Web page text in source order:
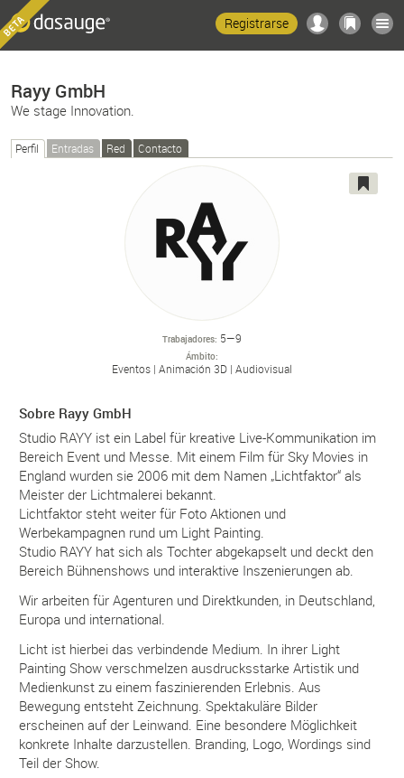
Registrarse
Rayy GmbH
We stage Innovation.
Perfil Entradas Red Contacto
Trabajadores 5—9
Ámbito
Eventos Animación 3D Audiovisual
Sobre Rayy GmbH
Studio RAYY ist ein Label für kreative Live-Kommunikation im
Bereich Event und Messe. Mit einem Film für Sky Movies in
England wurden sie 2006 mit dem Namen „Lichtfaktor“ als
Meister der Lichtmalerei bekannt.
Lichtfaktor steht weiter für Foto Aktionen und
Werbekampagnen rund um Light Painting.
Studio RAYY hat sich als Tochter abgekapselt und deckt den
Bereich Bühnenshows und interaktive Inszenierungen ab.
Wir arbeiten für Agenturen und Direktkunden, in Deutschland,
Europa und international.
Licht ist hierbei das verbindende Medium. In ihrer Light
Painting Show verschmelzen ausdrucksstarke Artistik und
Medienkunst zu einem faszinierenden Erlebnis. Aus
Bewegung entsteht Zeichnung. Spektakuläre Bilder
erscheinen auf der Leinwand. Eine besondere Möglichkeit
konkrete Inhalte darzustellen. Branding, Logo, Wordings sind
Teil der Show.